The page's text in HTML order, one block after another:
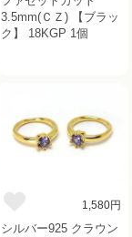
3.5mm(ＣＺ) 【ブラッ
ク】 18KGP 1個
1,580円
シルバー925 クラウン